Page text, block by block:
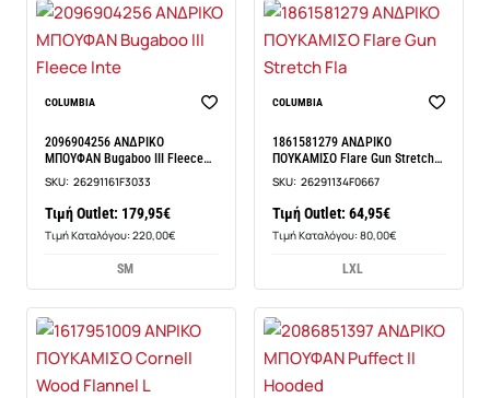
COLUMBIA
2096904256 ΑΝΔΡΙΚΟ
ΜΠΟΥΦΑΝ Bugaboo III Fleece
Inte
SKU: 26291161F3033
Τιμή Outlet: 179,95€
Τιμή Καταλόγου: 220,00€
SM
COLUMBIA
1861581279 ΑΝΔΡΙΚΟ
ΠΟΥΚΑΜΙΣΟ Flare Gun Stretch
Fla
SKU: 26291134F0667
Τιμή Outlet: 64,95€
Τιμή Καταλόγου: 80,00€
LXL